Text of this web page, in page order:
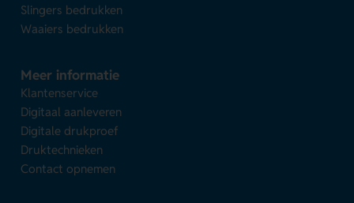
Slingers bedrukken
Waaiers bedrukken
Meer informatie
Klantenservice
Digitaal aanleveren
Digitale drukproef
Druktechnieken
Contact opnemen